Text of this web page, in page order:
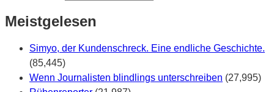
Meistgelesen
Simyo, der Kundenschreck. Eine endliche Geschichte.
(85,445)
Wenn Journalisten blindlings unterschreiben (27,995)